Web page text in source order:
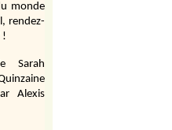
monde
rendez-
!
Sarah
Alexis